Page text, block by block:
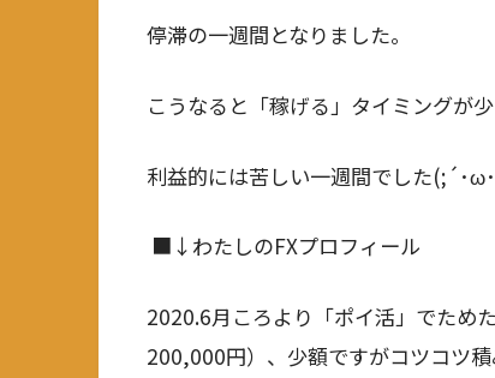
停滞の一週間となりました。
こうなると「稼げる」タイミングが
利益的には苦しい一週間でした(;´･ω
■↓わたしのFXプロフィール
2020.6月ころより「ポイ活」でため
200,000円）、少額ですがコツコツ